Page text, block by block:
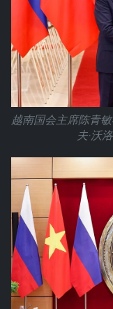
越南国会主席陈青
夫·沃